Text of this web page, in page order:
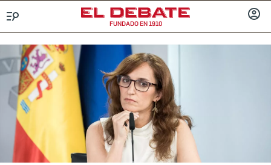
FUNDADO EN 1910